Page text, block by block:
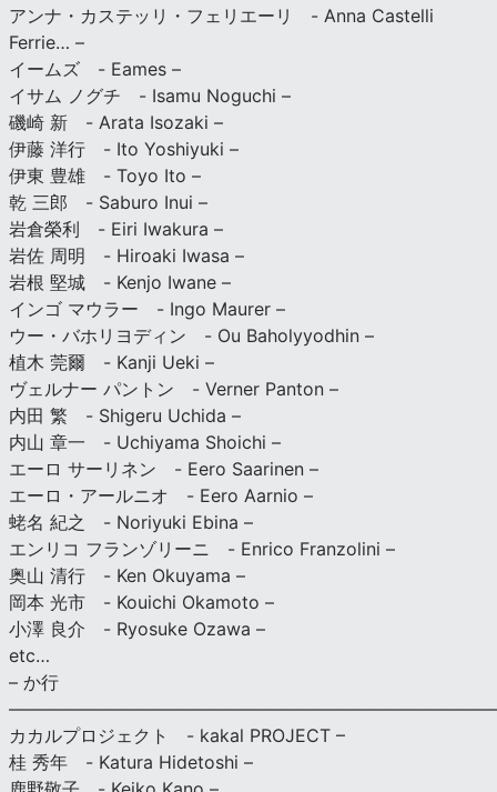
アンナ・カステッリ・フェリエーリ - Anna Castelli
Ferrie… –
イームズ - Eames –
イサム ノグチ - Isamu Noguchi –
磯崎 新 - Arata Isozaki –
伊藤 洋行 - Ito Yoshiyuki –
伊東 豊雄 - Toyo Ito –
乾 三郎 - Saburo Inui –
岩倉榮利 - Eiri Iwakura –
岩佐 周明 - Hiroaki Iwasa –
岩根 堅城 - Kenjo Iwane –
インゴ マウラー - Ingo Maurer –
ウー・バホリヨディン - Ou Baholyyodhin –
植木 莞爾 - Kanji Ueki –
ヴェルナー パントン - Verner Panton –
内田 繁 - Shigeru Uchida –
内山 章一 - Uchiyama Shoichi –
エーロ サーリネン - Eero Saarinen –
エーロ・アールニオ - Eero Aarnio –
蛯名 紀之 - Noriyuki Ebina –
エンリコ フランゾリーニ - Enrico Franzolini –
奥山 清行 - Ken Okuyama –
岡本 光市 - Kouichi Okamoto –
小澤 良介 - Ryosuke Ozawa –
etc…
– か行
カカルプロジェクト - kakal PROJECT –
桂 秀年 - Katura Hidetoshi –